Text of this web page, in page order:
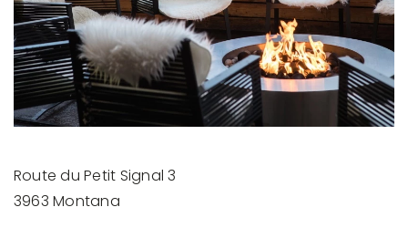
Route du Petit Signal 3
3963 Montana